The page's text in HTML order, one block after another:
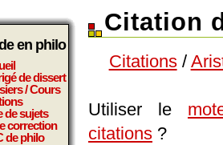
en philo
de dissert
/ Cours
de sujets
correction
de philo
Citation
Citations/
Utiliser le
citations ?